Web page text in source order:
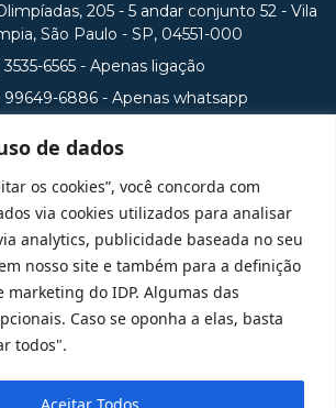
de dados
os cookies”, você concorda com
via cookies utilizados para analisar
analytics, publicidade baseada no seu
nosso site e também para a definição
marketing do IDP. Algumas das
Caso se oponha a elas, basta
todos".
Aceitar Todos
205 - 5 andar conjunto 52 - Vila
São Paulo - SP, 04551-000
3535-6565 - Apenas ligação
99649-6886 - Apenas whatsapp
aqui o cadastro da Instituição no Sistema e-
MEC